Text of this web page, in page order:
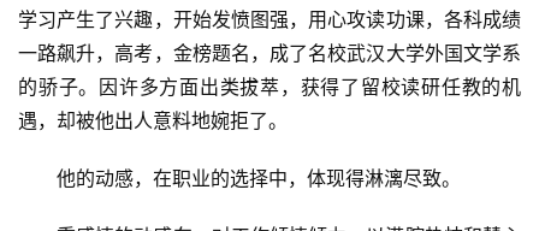
学习产生了兴趣，开始发愤图强，用心攻读功课，各科成绩
一路飙升，高考，金榜题名，成了名校武汉大学外国文学系
的骄子。因许多方面出类拔萃，获得了留校读研任教的机
遇，却被他出人意料地婉拒了。
他的动感，在职业的选择中，体现得淋漓尽致。